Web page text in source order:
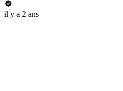
il y a 2 ans